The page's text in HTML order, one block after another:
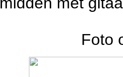
Foto